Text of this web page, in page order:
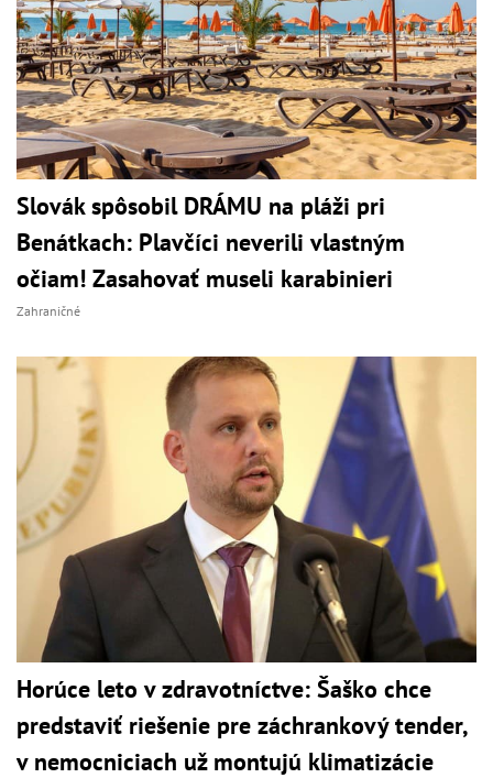
Slovák spôsobil DRÁMU na pláži pri
Benátkach: Plavčíci neverili vlastným
očiam! Zasahovať museli karabinieri
Zahraničné
Horúce leto v zdravotníctve: Šaško chce
predstaviť riešenie pre záchrankový tender,
v nemocniciach už montujú klimatizácie